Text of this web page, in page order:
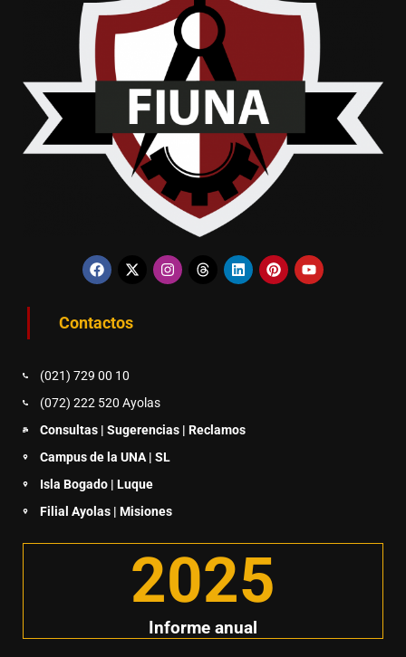
Contactos
(021) 729 00 10
(072) 222 520 Ayolas
Consultas | Sugerencias | Reclamos
Campus de la UNA | SL
Isla Bogado | Luque
Filial Ayolas | Misiones
Informe anual
2025